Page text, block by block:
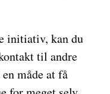
initiativ, kan du
til andre
måde at få